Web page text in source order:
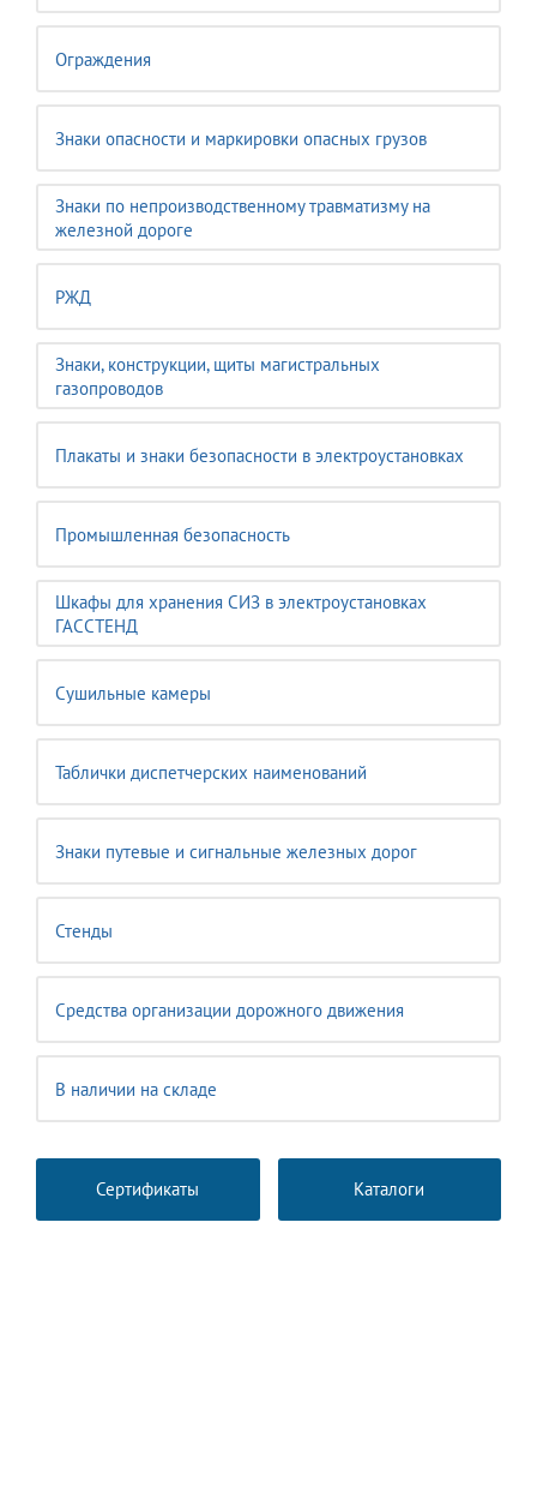
Ограждения
Знаки опасности и маркировки опасных грузов
Знаки по непроизводственному травматизму на
железной дороге
РЖД
Знаки, конструкции, щиты магистральных
газопроводов
Плакаты и знаки безопасности в электроустановках
Промышленная безопасность
Шкафы для хранения СИЗ в электроустановках
ГАССТЕНД
Сушильные камеры
Таблички диспетчерских наименований
Знаки путевые и сигнальные железных дорог
Стенды
Средства организации дорожного движения
В наличии на складе
Сертификаты Каталоги